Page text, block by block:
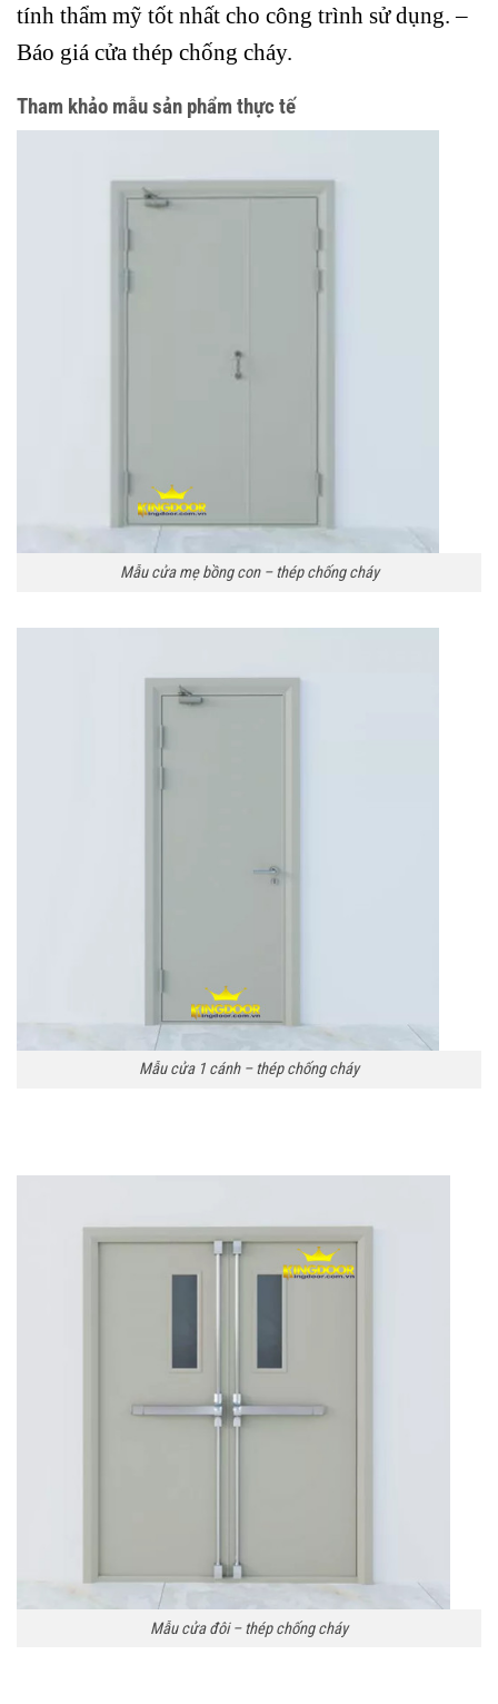
tính thẩm mỹ tốt nhất cho công trình sử dụng. –
Báo giá cửa thép chống cháy.
Tham khảo mẫu sản phẩm thực tế
Mẫu cửa mẹ bồng con – thép chống cháy
Mẫu cửa 1 cánh – thép chống cháy
Mẫu cửa đôi – thép chống cháy